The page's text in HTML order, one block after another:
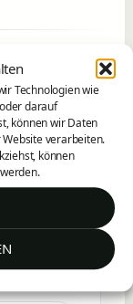
Technologien wie
darauf
können wir Daten
verarbeiten.
können
mortisaga)
ricinus)